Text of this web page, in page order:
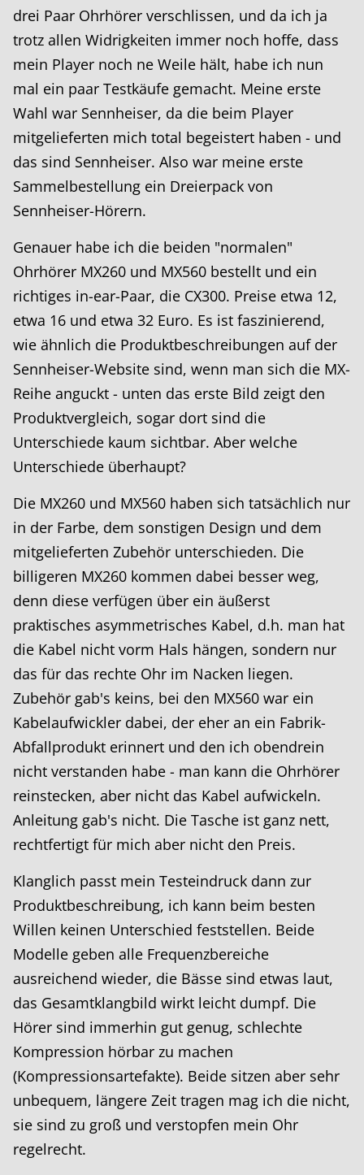
drei Paar Ohrhörer verschlissen, und da ich ja
trotz allen Widrigkeiten immer noch hoffe, dass
mein Player noch ne Weile hält, habe ich nun
mal ein paar Testkäufe gemacht. Meine erste
Wahl war Sennheiser, da die beim Player
mitgelieferten mich total begeistert haben - und
das sind Sennheiser. Also war meine erste
Sammelbestellung ein Dreierpack von
Sennheiser-Hörern.
Genauer habe ich die beiden "normalen"
Ohrhörer MX260 und MX560 bestellt und ein
richtiges in-ear-Paar, die CX300. Preise etwa 12,
etwa 16 und etwa 32 Euro. Es ist faszinierend,
wie ähnlich die Produktbeschreibungen auf der
Sennheiser-Website sind, wenn man sich die MX-
Reihe anguckt - unten das erste Bild zeigt den
Produktvergleich, sogar dort sind die
Unterschiede kaum sichtbar. Aber welche
Unterschiede überhaupt?
Die MX260 und MX560 haben sich tatsächlich nur
in der Farbe, dem sonstigen Design und dem
mitgelieferten Zubehör unterschieden. Die
billigeren MX260 kommen dabei besser weg,
denn diese verfügen über ein äußerst
praktisches asymmetrisches Kabel, d.h. man hat
die Kabel nicht vorm Hals hängen, sondern nur
das für das rechte Ohr im Nacken liegen.
Zubehör gab's keins, bei den MX560 war ein
Kabelaufwickler dabei, der eher an ein Fabrik-
Abfallprodukt erinnert und den ich obendrein
nicht verstanden habe - man kann die Ohrhörer
reinstecken, aber nicht das Kabel aufwickeln.
Anleitung gab's nicht. Die Tasche ist ganz nett,
rechtfertigt für mich aber nicht den Preis.
Klanglich passt mein Testeindruck dann zur
Produktbeschreibung, ich kann beim besten
Willen keinen Unterschied feststellen. Beide
Modelle geben alle Frequenzbereiche
ausreichend wieder, die Bässe sind etwas laut,
das Gesamtklangbild wirkt leicht dumpf. Die
Hörer sind immerhin gut genug, schlechte
Kompression hörbar zu machen
(Kompressionsartefakte). Beide sitzen aber sehr
unbequem, längere Zeit tragen mag ich die nicht,
sie sind zu groß und verstopfen mein Ohr
regelrecht.